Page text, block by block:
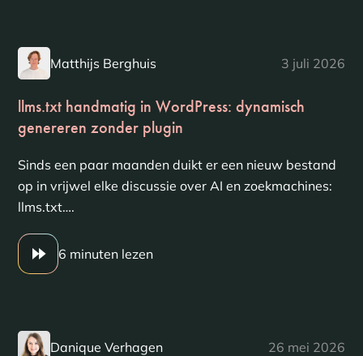
Matthijs Berghuis 3 juli 2026
llms.txt handmatig in WordPress: dynamisch
genereren zonder plugin
Sinds een paar maanden duikt er een nieuw bestand
op in vrijwel elke discussie over AI en zoekmachines:
llms.txt….
6 minuten lezen
Danique Verhagen 26 mei 2026